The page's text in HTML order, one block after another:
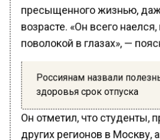
пресыщенного жизнью,
возрасте. «Он всего
поволокой в глазах», —
Россиянам назвали
здоровья срок отпуска
Он отметил, что студенты,
других регионов в Москву,